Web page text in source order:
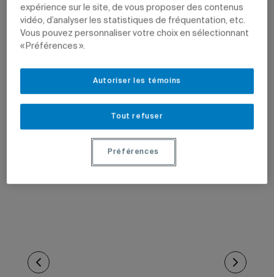
expérience sur le site, de vous proposer des contenus
vidéo, d’analyser les statistiques de fréquentation, etc.
Vous pouvez personnaliser votre choix en sélectionnant
« Préférences ».
Tout refuser
Autoriser les témoins
Préférences